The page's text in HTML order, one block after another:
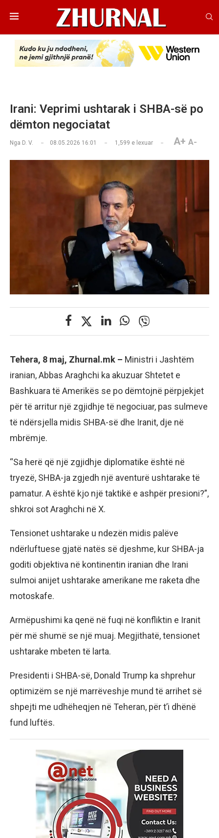
Irani: Veprimi ushtarak i SHBA-së po
dëmton negociatat
Nga D. V. 08.05.2026 16:01 1,599 e lexuar A+ A-
Tehera, 8 maj, Zhurnal.mk – Ministri i Jashtëm
iranian, Abbas Araghchi ka akuzuar Shtetet e
Bashkuara të Amerikës se po dëmtojnë përpjekjet
për të arritur një zgjidhje të negociuar, pas sulmeve
të ndërsjella midis SHBA-së dhe Iranit, dje në
mbrëmje.
“Sa herë që një zgjidhje diplomatike është në
tryezë, SHBA-ja zgjedh një aventurë ushtarake të
pamatur. A është kjo një taktikë e ashpër presioni?”,
shkroi sot Araghchi në X.
Tensionet ushtarake u ndezën midis palëve
ndërluftuese gjatë natës së djeshme, kur SHBA-ja
goditi objektiva në kontinentin iranian dhe Irani
sulmoi anijet ushtarake amerikane me raketa dhe
motoskafe.
Armëpushimi ka qenë në fuqi në konfliktin e Iranit
për më shumë se një muaj. Megjithatë, tensionet
ushtarake mbeten të larta.
Presidenti i SHBA-së, Donald Trump ka shprehur
optimizëm se një marrëveshje mund të arrihet së
shpejti me udhëheqjen në Teheran, për t’i dhënë
fund luftës.